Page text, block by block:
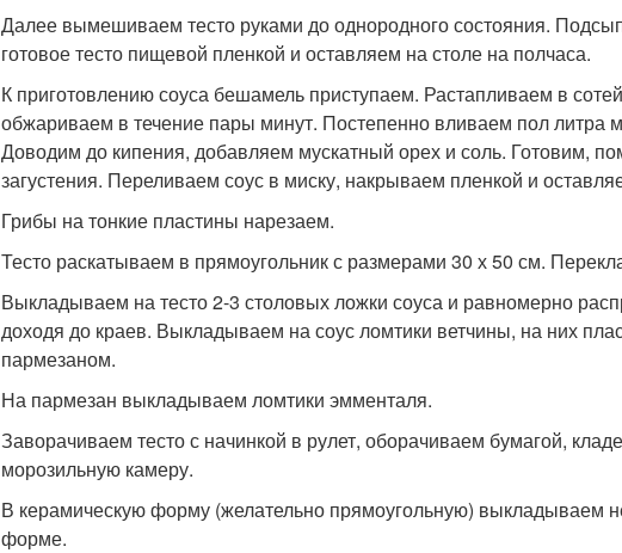
Далее вымешиваем тесто руками до однородного состояния.
готовое тесто пищевой пленкой и оставляем на столе на полчаса.
К приготовлению соуса бешамель приступаем. Растапливаем в
обжариваем в течение пары минут. Постепенно вливаем пол литра
Доводим до кипения, добавляем мускатный орех и соль. Готовим,
загустения. Переливаем соус в миску, накрываем пленкой и
Грибы на тонкие пластины нарезаем.
Тесто раскатываем в прямоугольник с размерами 30 х 50 см.
Выкладываем на тесто 2-3 столовых ложки соуса и равномерно
доходя до краев. Выкладываем на соус ломтики ветчины, на них
пармезаном.
На пармезан выкладываем ломтики эмменталя.
Заворачиваем тесто с начинкой в рулет, оборачиваем бумагой,
морозильную камеру.
В керамическую форму (желательно прямоугольную) выкладываем
форме.